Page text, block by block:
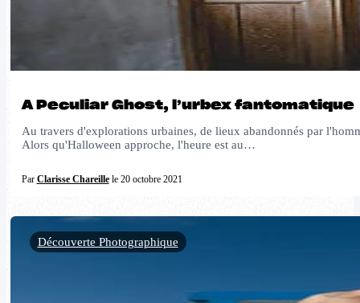
A Peculiar Ghost, l’urbex fantomatique
Au travers d'explorations urbaines, de lieux abandonnés par
Alors qu'Halloween approche, l'heure est au…
Par Clarisse Chareillele 20 octobre 2021
Découverte Photographique